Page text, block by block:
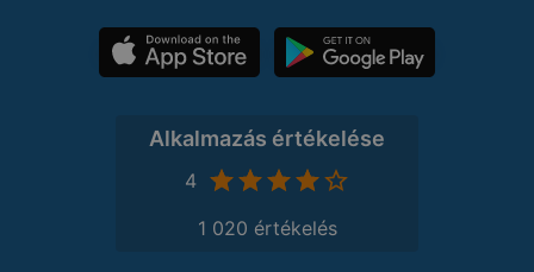
Alkalmazás értékelése
4
1 020 értékelés